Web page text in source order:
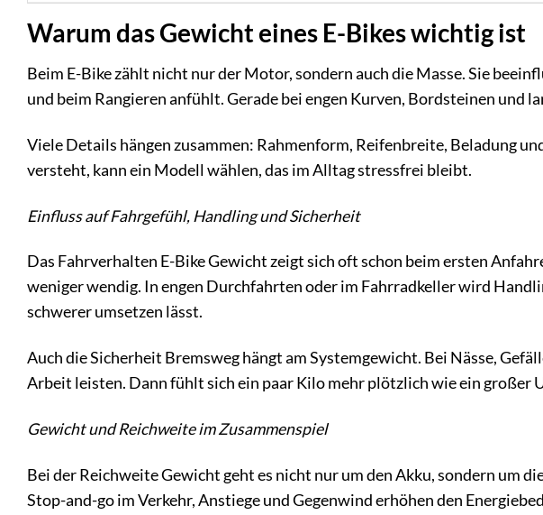
Warum das Gewicht eines E-Bikes wichtig ist
Beim E-Bike zählt nicht nur der Motor, sondern auch die Masse. Sie
und beim Rangieren anfühlt. Gerade bei engen Kurven, Bordsteinen und
Viele Details hängen zusammen: Rahmenform, Reifenbreite, Beladung
versteht, kann ein Modell wählen, das im Alltag stressfrei bleibt.
Einfluss auf Fahrgefühl, Handling und Sicherheit
Das Fahrverhalten E-Bike Gewicht zeigt sich oft schon beim ersten
weniger wendig. In engen Durchfahrten oder im Fahrradkeller wird
schwerer umsetzen lässt.
Auch die Sicherheit Bremsweg hängt am Systemgewicht. Bei Nässe,
Arbeit leisten. Dann fühlt sich ein paar Kilo mehr plötzlich wie ein großer
Gewicht und Reichweite im Zusammenspiel
Bei der Reichweite Gewicht geht es nicht nur um den Akku, sondern um
Stop-and-go im Verkehr, Anstiege und Gegenwind erhöhen den